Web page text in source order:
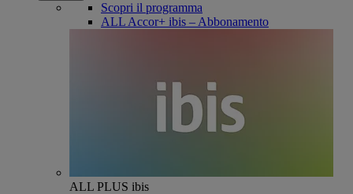
Scopri il programma
ALL Accor+ ibis – Abbonamento
ALL PLUS ibis